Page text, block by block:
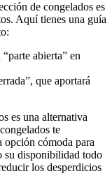
de congelados es
Aquí tienes una guía
abierta” en
que aportará
es una alternativa
te
opción cómoda para
su disponibilidad todo
los desperdicios